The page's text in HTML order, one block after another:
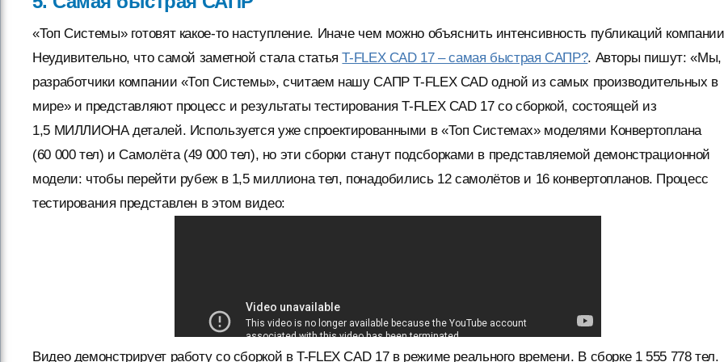
«Топ Системы» готовят какое-то наступление. Иначе чем можно объяснить интенсивность публикаций
Неудивительно, что самой заметной стала статьяT-FLEX CAD 17 – самая быстрая САПР?. Авторы пишут: «Мы,
разработчики компании «Топ Системы», считаем нашу САПР T-FLEX CAD одной из самых производительных в
мире» и представляют процесс и результаты тестирования T-FLEX CAD 17 со сборкой, состоящей из
1,5 МИЛЛИОНА деталей. Используется уже спроектированными в «Топ Системах» моделями Конвертоплана
(60 000 тел) и Самолёта (49 000 тел), но эти сборки станут подсборками в представляемой демонстрационной
модели: чтобы перейти рубеж в 1,5 миллиона тел, понадобились 12 самолётов и 16 конвертопланов. Процесс
тестирования представлен в этом видео:
Видео демонстрирует работу со сборкой в T-FLEX CAD 17 в режиме реального времени. В сборке 1 555 778 тел.